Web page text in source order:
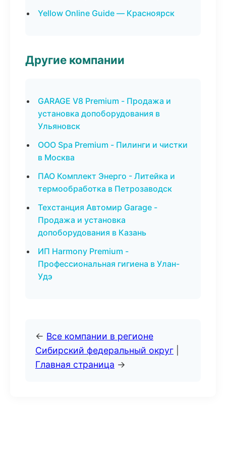
Yellow Online Guide — Красноярск
Другие компании
GARAGE V8 Premium - Продажа и
установка допоборудования в
Ульяновск
ООО Spa Premium - Пилинги и чистки
в Москва
ПАО Комплект Энерго - Литейка и
термообработка в Петрозаводск
Техстанция Автомир Garage -
Продажа и установка
допоборудования в Казань
ИП Harmony Premium -
Профессиональная гигиена в Улан-
Удэ
← Все компании в регионе
Сибирский федеральный округ
Главная страница →